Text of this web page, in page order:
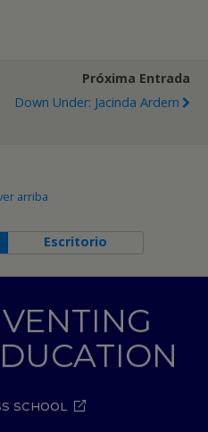
Próxima Entrada
Down Under: Jacinda Ardern
arriba
Escritorio
SCHOOL